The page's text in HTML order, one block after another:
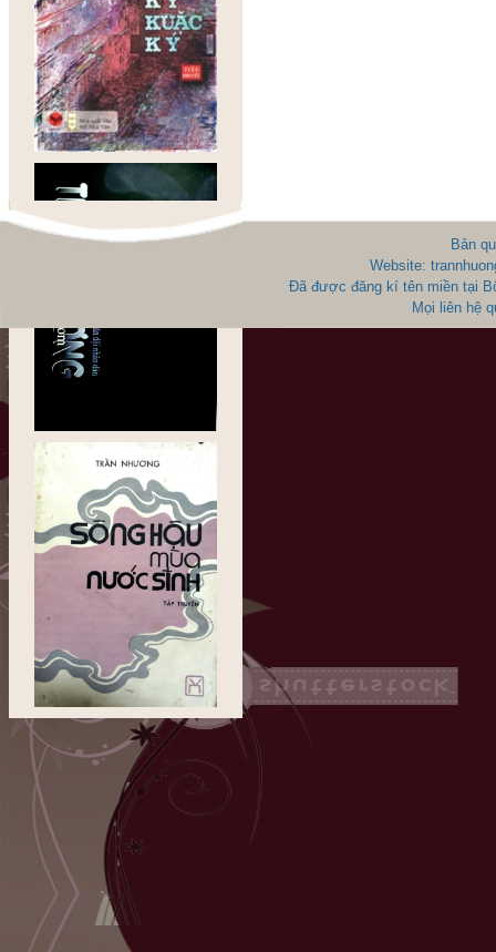
Bản
Website:
Đã được đăng kí tên miền tại
Mọi liên hệ